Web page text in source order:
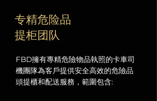
专精危险品
提柜团队
FBD擁有專精危險物品執照的卡車司
機團隊為客戶提供安全高效的危險品
頭提櫃和配送服務，範圍包含: